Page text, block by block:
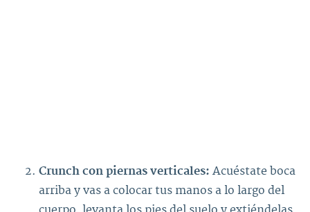
Crunch con piernas verticales: Acuéstate boca
arriba y vas a colocar tus manos a lo largo del